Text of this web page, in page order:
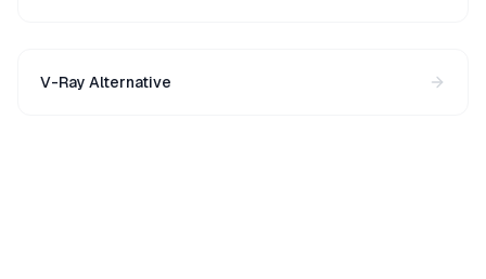
V-Ray Alternative